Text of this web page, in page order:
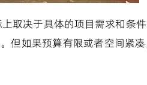
取决于具体的项目需求和条
但如果预算有限或者空间紧